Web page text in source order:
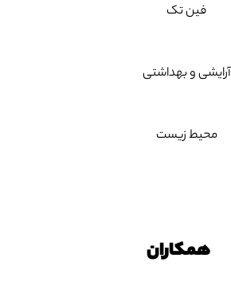
فین تک
آرایشی و بهداشتی
محیط زیست
همکاران